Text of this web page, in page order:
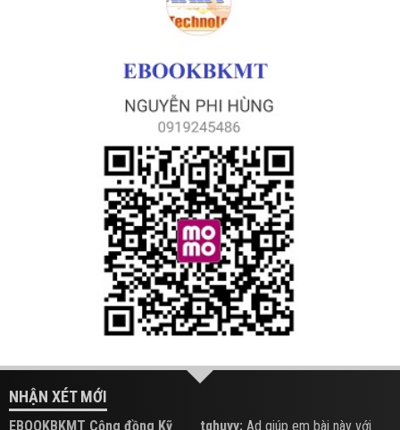
NHẬN XÉT MỚI
EBOOKBKMT Cộng đồng Kỹ
tqhuyy: Ad giúp em bài này với